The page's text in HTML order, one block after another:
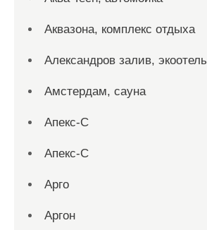
Аквазона, комплекс отдыха
Александров залив, экоотель
Амстердам, сауна
Апекс-С
Апекс-С
Арго
Аргон